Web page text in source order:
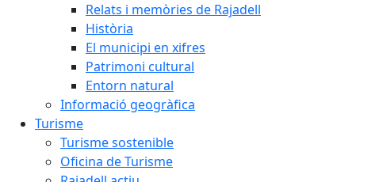
Relats i memòries de Rajadell
Història
El municipi en xifres
Patrimoni cultural
Entorn natural
Informació geogràfica
Turisme
Turisme sostenible
Oficina de Turisme